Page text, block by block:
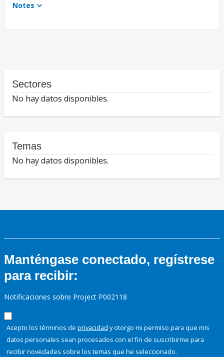
Notes
Sectores
No hay datos disponibles.
Temas
No hay datos disponibles.
Manténgase conectado, regístrese
para recibir:
Notificaciones sobre Project P002118
Acepto los términos de privacidad y otorgo mi permiso para que mis
datos personales sean procesados con el fin de suscribirme para
recibir novedades sobre los temas que he seleccionado.